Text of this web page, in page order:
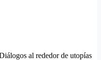
al rededor de utopías